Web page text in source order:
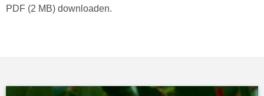
PDF (2 MB) downloaden.